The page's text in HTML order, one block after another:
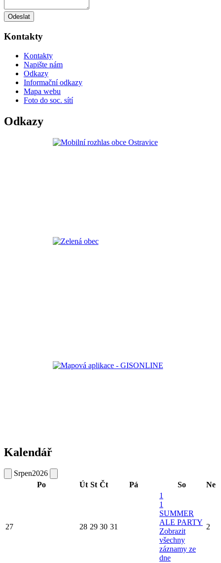
Odeslat
Kontakty
Kontakty
Napište nám
Odkazy
Informační odkazy
Mapa webu
Foto do soc. sítí
Odkazy
Kalendář
Srpen2026
Po
Út St Čt Pá So Ne
27 28 29 30 31
1
1
SUMMER
ALE PARTY
Zobrazit
všechny
záznamy ze
dne
2